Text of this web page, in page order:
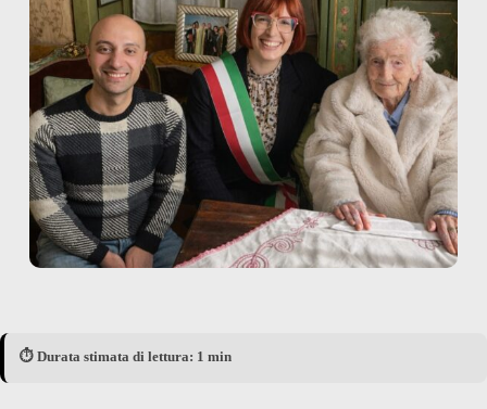
⏱️ Durata stimata di lettura: 1 min